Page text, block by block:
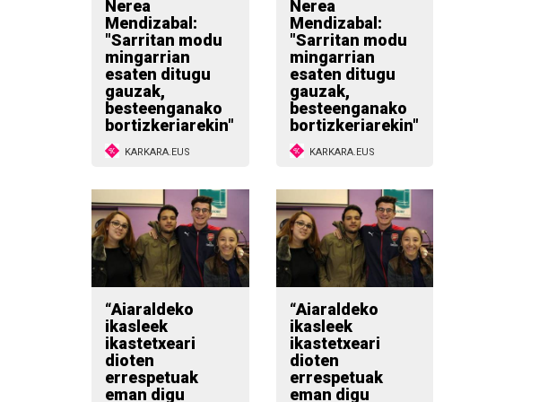
Nerea
Mendizabal:
"Sarritan modu
mingarrian
esaten ditugu
gauzak,
besteenganako
bortizkeriarekin"
KARKARA.EUS
Nerea
Mendizabal:
"Sarritan modu
mingarrian
esaten ditugu
gauzak,
besteenganako
bortizkeriarekin"
KARKARA.EUS
“Aiaraldeko
ikasleek
ikastetxeari
dioten
errespetuak
eman digu
“Aiaraldeko
ikasleek
ikastetxeari
dioten
errespetuak
eman digu